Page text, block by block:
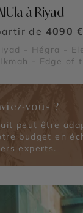
à Riyad
de 4090 €
- Hégra -
- Edge of
vous ?
peut être
budget en
experts.